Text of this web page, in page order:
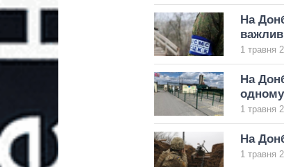
На
1 травня
На
1 травня
На
1 травня